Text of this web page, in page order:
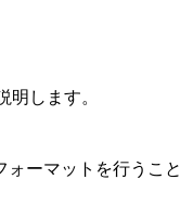
します。
ーマットを行うこと